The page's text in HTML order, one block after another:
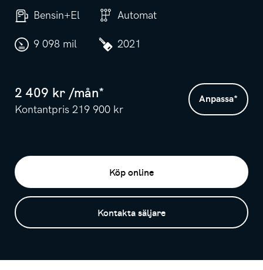
Bensin+El Automat
9 098 mil 2021
2 409 kr /mån*
Kontantpris 219 900 kr
Anpassa*
Köp online
Kontakta säljare